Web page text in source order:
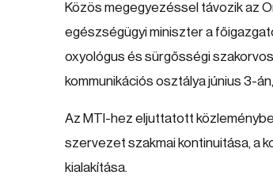
Közös megegyezéssel távozik az
egészségügyi miniszter a
oxyológus és sürgősségi
kommunikációs osztálya június 3-
Az MTI-hez eljuttatott
szervezet szakmai kontinuitása, a
kialakítása.